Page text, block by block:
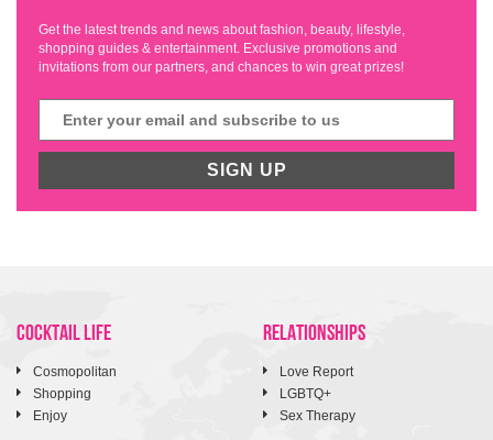
Get the latest trends and news about fashion, beauty, lifestyle,
shopping guides & entertainment. Exclusive promotions and
invitations from our partners, and chances to win great prizes!
SIGN UP
COCKTAIL LIFE
Cosmopolitan
Shopping
Enjoy
RELATIONSHIPS
Love Report
LGBTQ+
Sex Therapy